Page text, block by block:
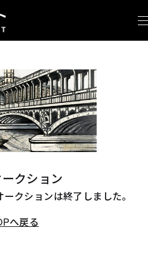
クション
クションは終了しました。
へ戻る